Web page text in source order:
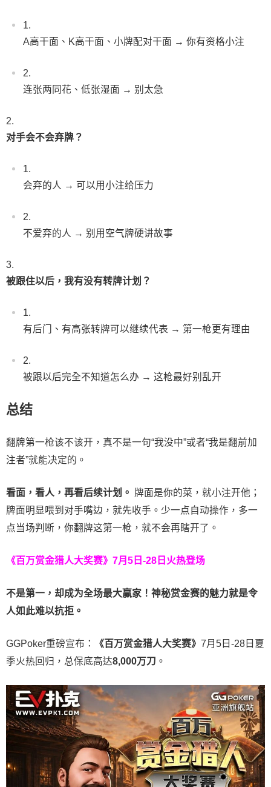
A高干面、K高干面、小牌配对干面 → 你有资格小注
连张两同花、低张湿面 → 别太急
对手会不会弃牌？
会弃的人 → 可以用小注给压力
不爱弃的人 → 别用空气牌硬讲故事
被跟住以后，我有没有转牌计划？
有后门、有高张转牌可以继续代表 → 第一枪更有理由
被跟以后完全不知道怎么办 → 这枪最好别乱开
总结
翻牌第一枪该不该开，真不是一句“我没中”或者“我是翻前加
注者”就能决定的。
看面，看人，再看后续计划。 牌面是你的菜，就小注开他；
牌面明显喂到对手嘴边，就先收手。少一点自动操作，多一
点当场判断，你翻牌这第一枪，就不会再瞎开了。
《百万赏金猎人大奖赛》 7月5日-28日火热登场
不是第一，却成为全场最大赢家！神秘赏金赛的魅力就是令
人如此难以抗拒。
GGPoker重磅宣布： 《百万赏金猎人大奖赛》 7月5日-28日夏
季火热回归，总保底高达8,000万刀 。